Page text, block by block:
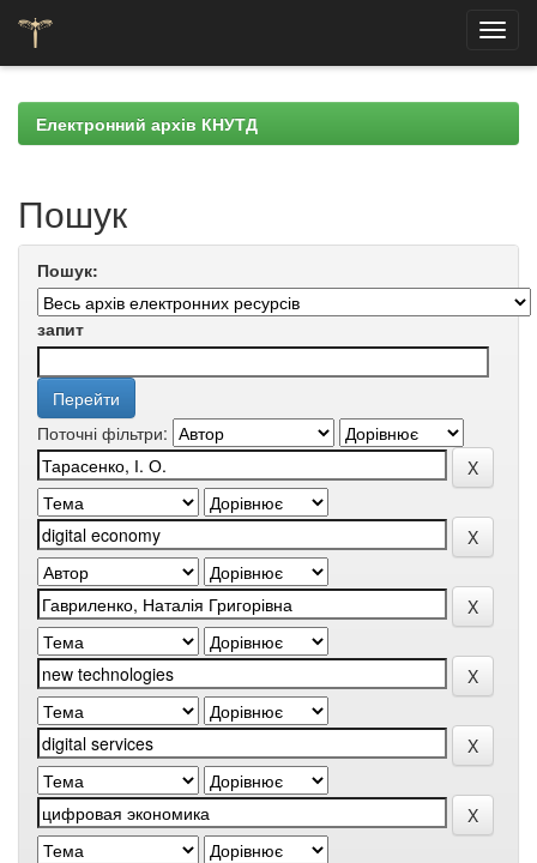
navigationЕлектронний архів КНУТД
Пошук
Пошук:
запит
Поточні фільтри: